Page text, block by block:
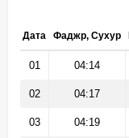
Дата Фаджр, Сухур
01 04:14
02 04:17
03 04:19